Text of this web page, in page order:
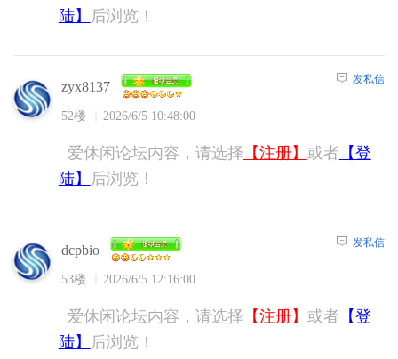
陆】
后浏览！
zyx8137
52楼 2026/6/5 10:48:00
发私信
爱休闲论坛内容，请选择 【注册】 或者 【登
陆】
后浏览！
dcpbio
53楼 2026/6/5 12:16:00
发私信
爱休闲论坛内容，请选择 【注册】 或者 【登
陆】
后浏览！